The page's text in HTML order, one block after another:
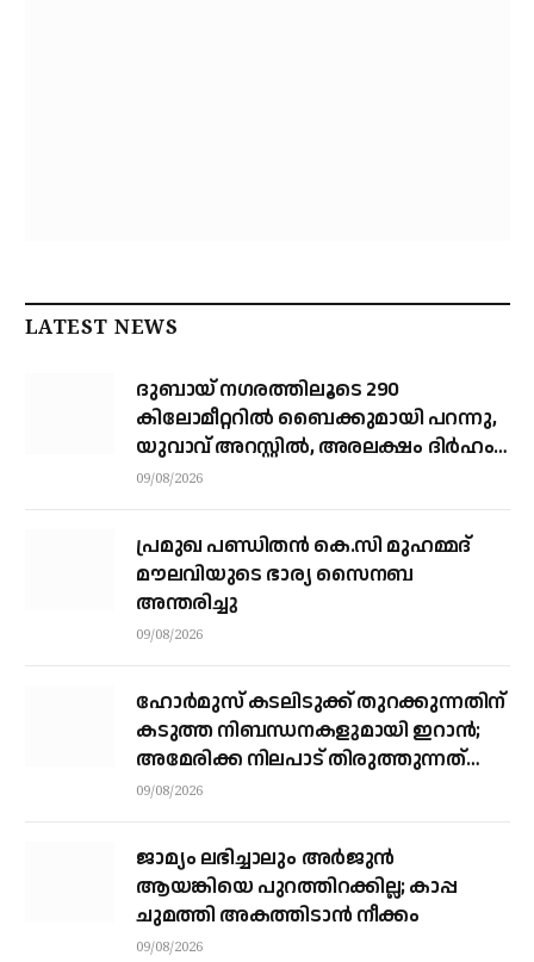
LATEST NEWS
ദുബായ് ന​ഗരത്തിലൂടെ 290
കിലോമീറ്ററില്‍ ബൈക്കുമായി പറന്നു,
യുവാവ് അറസ്റ്റിൽ, അരലക്ഷം ദിർഹം
പിഴ
09/08/2026
പ്രമുഖ പണ്ഡിതൻ കെ.സി മുഹമ്മദ്
മൗലവിയുടെ ഭാര്യ സൈനബ
അന്തരിച്ചു
09/08/2026
ഹോര്‍മുസ് കടലിടുക്ക് തുറക്കുന്നതിന്
കടുത്ത നിബന്ധനകളുമായി ഇറാന്‍;
അമേരിക്ക നിലപാട് തിരുത്തുന്നത്
വരെ തുറക്കില്ലെന്ന് കൗണ്‍സില്‍
09/08/2026
ജാമ്യം ലഭിച്ചാലും അര്‍ജുന്‍
ആയങ്കിയെ പുറത്തിറക്കില്ല; കാപ്പ
ചുമത്തി അകത്തിടാന്‍ നീക്കം
09/08/2026